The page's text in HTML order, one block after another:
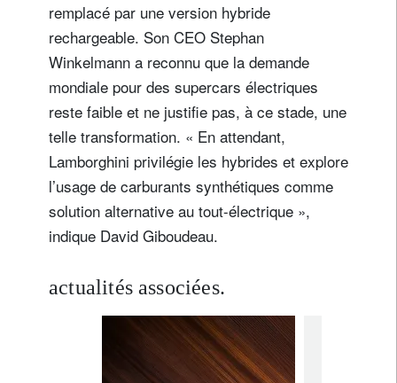
remplacé par une version hybride
rechargeable. Son CEO Stephan
Winkelmann a reconnu que la demande
mondiale pour des supercars électriques
reste faible et ne justifie pas, à ce stade, une
telle transformation. « En attendant,
Lamborghini privilégie les hybrides et explore
l’usage de carburants synthétiques comme
solution alternative au tout-électrique »,
indique David Giboudeau.
actualités associées.